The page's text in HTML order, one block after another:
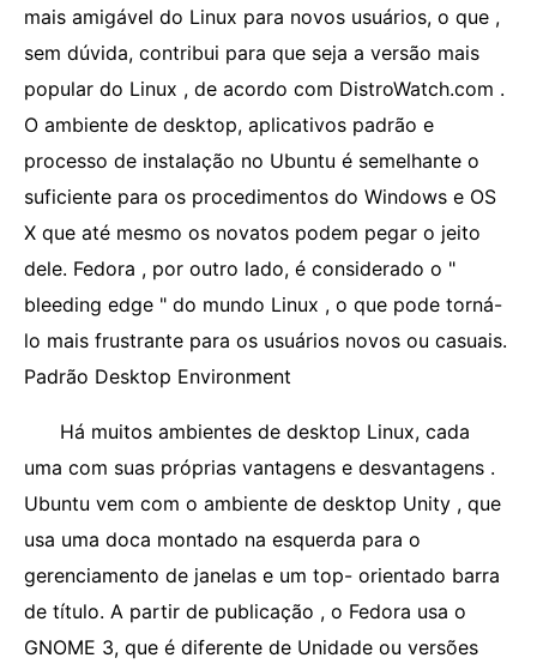
mais amigável do Linux para novos usuários, o que ,
sem dúvida, contribui para que seja a versão mais
popular do Linux , de acordo com DistroWatch.com .
O ambiente de desktop, aplicativos padrão e
processo de instalação no Ubuntu é semelhante o
suficiente para os procedimentos do Windows e OS
X que até mesmo os novatos podem pegar o jeito
dele. Fedora , por outro lado, é considerado o "
bleeding edge " do mundo Linux , o que pode torná-
lo mais frustrante para os usuários novos ou casuais.
Padrão Desktop Environment
Há muitos ambientes de desktop Linux, cada
uma com suas próprias vantagens e desvantagens .
Ubuntu vem com o ambiente de desktop Unity , que
usa uma doca montado na esquerda para o
gerenciamento de janelas e um top- orientado barra
de título. A partir de publicação , o Fedora usa o
GNOME 3, que é diferente de Unidade ou versões